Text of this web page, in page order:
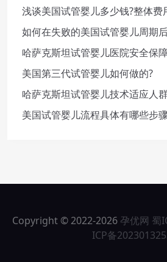
浅谈美国试管婴儿多少钱?整体费
如何在失败的美国试管婴儿周期
哈萨克斯坦试管婴儿医院安全保
美国第三代试管婴儿如何做的?
哈萨克斯坦试管婴儿技术适应人
美国试管婴儿流程具体有哪些步
Copyright © 2022-2026 孕优网 蜀
ICP备